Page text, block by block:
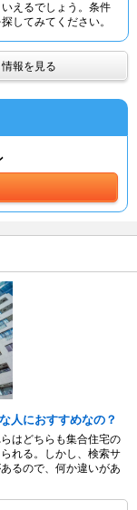
えるでしょう。条件
してみてください。
報を見る
人におすすめなの？
はどちらも集合住宅の
れる。しかし、検索サ
るので、何か違いがあ